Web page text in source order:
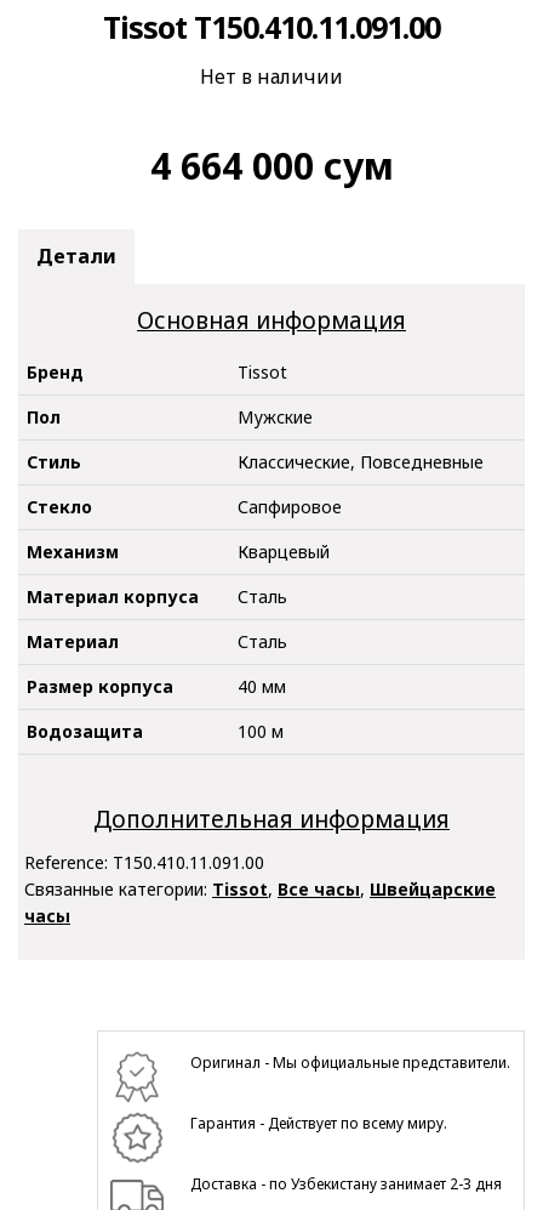
Tissot T150.410.11.091.00
Нет в наличии
4 664 000 сум
Детали
Основная информация
Бренд
Tissot
Пол
Мужские
Стиль
Классические, Повседневные
Стекло
Сапфировое
Механизм
Кварцевый
Материал корпуса
Сталь
Материал
Сталь
Размер корпуса
40 мм
Водозащита
100 м
Дополнительная информация
Reference: T150.410.11.091.00
Связанные категории: Tissot, Все часы, Швейцарские
часы
Оригинал - Мы официальные представители.
Гарантия - Действует по всему миру.
Доставка - по Узбекистану занимает 2-3 дня